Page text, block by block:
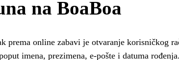
na BoaBoa
prema online zabavi je otvaranje korisničkog
imena, prezimena, e-pošte i datuma